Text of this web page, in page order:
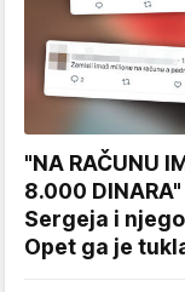
"NA RAČUNU
8.000
Sergeja i
Opet ga je